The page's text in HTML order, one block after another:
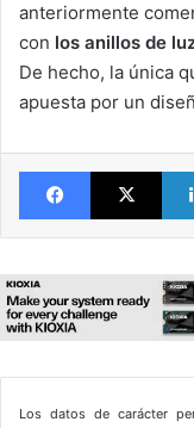
anteriormente
con los anillos de
De hecho, la única
apuesta por un
FacebookX
Los datos de carácter